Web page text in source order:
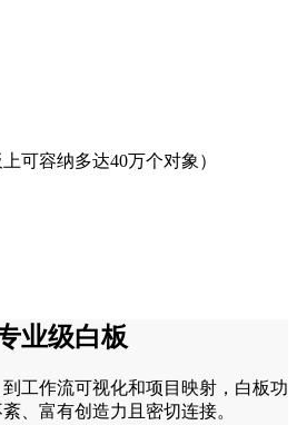
可容纳多达40万个对象）
业级白板
工作流可视化和项目映射，白板功
、富有创造力且密切连接。